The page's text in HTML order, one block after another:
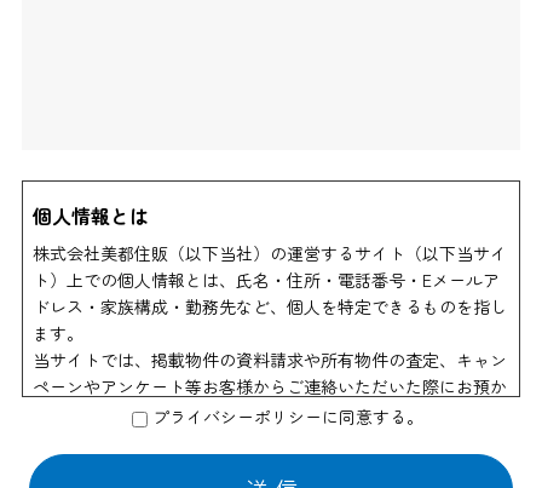
個人情報とは
株式会社美都住販（以下当社）の運営するサイト（以下当サイ
ト）上での個人情報とは、氏名・住所・電話番号・Eメールア
ドレス・家族構成・勤務先など、個人を特定できるものを指し
ます。
当サイトでは、掲載物件の資料請求や所有物件の査定、キャン
ペーンやアンケート等お客様からご連絡いただいた際にお預か
りする個人情報以外は、個人を特定できる情報を収集すること
プライバシーポリシーに同意する。